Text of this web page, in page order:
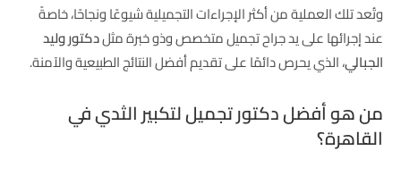
وتُعد تلك العملية من أكثر الإجراءات التجميلية شيوعًا ونجاحًا، خاصةً
عند إجرائها على يد جراح تجميل متخصص وذو خبرة مثلدكتور وليد
الجبالي، الذي يحرص دائمًا على تقديم أفضل النتائج الطبيعية والآمنة.
من هو أفضل دكتور تجميل لتكبير الثدي في
القاهرة؟